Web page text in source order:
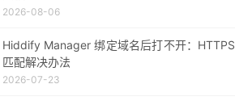
2026-08-06
Hiddify Manager 绑定域名后打不开：
匹配解决办法
2026-07-23